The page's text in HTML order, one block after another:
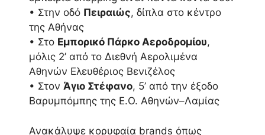
• Στην οδό Πειραιώς, δίπλα στο κέντρο
της Αθήνας
• Στο Εμπορικό Πάρκο Αεροδρομίου,
μόλις 2’ από το Διεθνή Αερολιμένα
Αθηνών Ελευθέριος Βενιζέλος
• Στον Άγιο Στέφανο, 5’ από την έξοδο
Βαρυμπόμπης της Ε.Ο. Αθηνών–Λαμίας
Ανακάλυψε κορυφαία brands όπως